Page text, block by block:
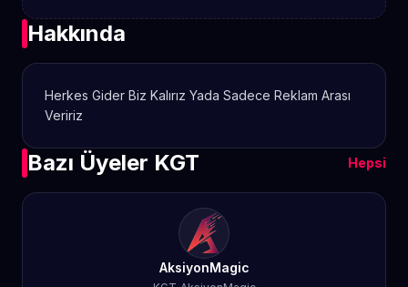
Hakkında
Herkes Gider Biz Kalırız Yada Sadece Reklam Arası
Veririz
Bazı Üyeler KGT Hepsi
AksiyonMagic